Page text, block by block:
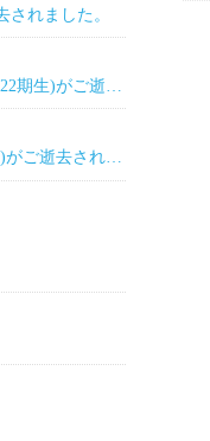
されました。
【訃報】同窓会幹事の三好正和氏(第22期生)がご逝去されました
【訃報】俳優の内藤武敏氏(第11期生)がご逝去されました